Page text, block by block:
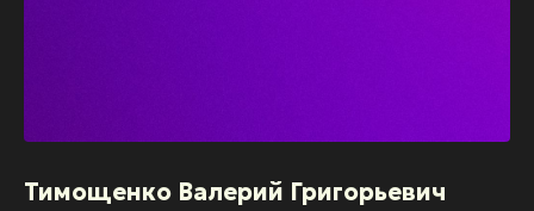
Тимощенко Валерий Григорьевич